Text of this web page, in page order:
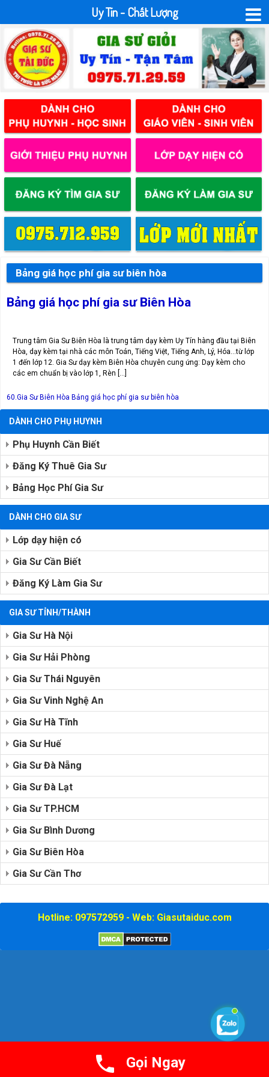
Bảng giá học phí gia sư biên hòa
Bảng giá học phí gia sư Biên Hòa
Trung tâm Gia Sư Biên Hòa là trung tâm dạy kèm Uy Tín hàng đầu tại Biên
Hòa, dạy kèm tại nhà các môn Toán, Tiếng Việt, Tiếng Anh, Lý, Hóa…từ lớp
1 đến lớp 12. Gia Sư dạy kèm Biên Hòa chuyên cung ứng: Dạy kèm cho
các em chuẩn bị vào lớp 1, Rèn […]
60.Gia Sư Biên Hòa Bảng giá học phí gia sư biên hòa
DÀNH CHO PHỤ HUYNH
Phụ Huynh Cần Biết
Đăng Ký Thuê Gia Sư
Bảng Học Phí Gia Sư
DÀNH CHO GIA SƯ
Lớp dạy hiện có
Gia Sư Cần Biết
Đăng Ký Làm Gia Sư
GIA SƯ TỈNH/THÀNH
Gia Sư Hà Nội
Gia Sư Hải Phòng
Gia Sư Thái Nguyên
Gia Sư Vinh Nghệ An
Gia Sư Hà Tĩnh
Gia Sư Huế
Gia Sư Đà Nẵng
Gia Sư Đà Lạt
Gia Sư TP.HCM
Gia Sư Bình Dương
Gia Sư Biên Hòa
Gia Sư Cần Thơ
Hotline: 097572959 - Web: Giasutaiduc.com
Gọi Ngay
Uy Tín - Chất Lượng